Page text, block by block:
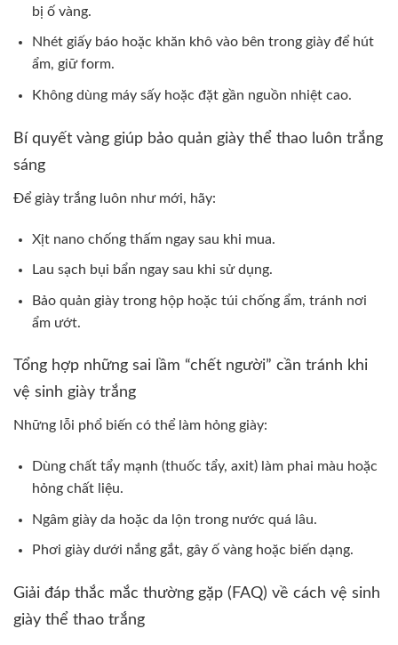
bị ố vàng.
Nhét giấy báo hoặc khăn khô vào bên trong giày để hút
ẩm, giữ form.
Không dùng máy sấy hoặc đặt gần nguồn nhiệt cao.
Bí quyết vàng giúp bảo quản giày thể thao luôn trắng
sáng
Để giày trắng luôn như mới, hãy:
Xịt nano chống thấm ngay sau khi mua.
Lau sạch bụi bẩn ngay sau khi sử dụng.
Bảo quản giày trong hộp hoặc túi chống ẩm, tránh nơi
ẩm ướt.
Tổng hợp những sai lầm “chết người” cần tránh khi
vệ sinh giày trắng
Những lỗi phổ biến có thể làm hỏng giày:
Dùng chất tẩy mạnh (thuốc tẩy, axit) làm phai màu hoặc
hỏng chất liệu.
Ngâm giày da hoặc da lộn trong nước quá lâu.
Phơi giày dưới nắng gắt, gây ố vàng hoặc biến dạng.
Giải đáp thắc mắc thường gặp (FAQ) về cách vệ sinh
giày thể thao trắng